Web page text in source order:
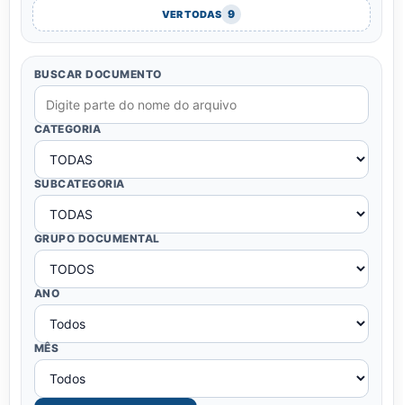
VER TODAS 9
BUSCAR DOCUMENTO
CATEGORIA
SUBCATEGORIA
GRUPO DOCUMENTAL
ANO
MÊS